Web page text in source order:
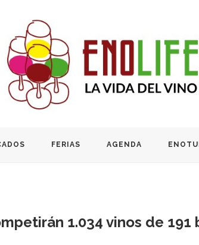
FERIAS AGENDA
1.034 vinos de